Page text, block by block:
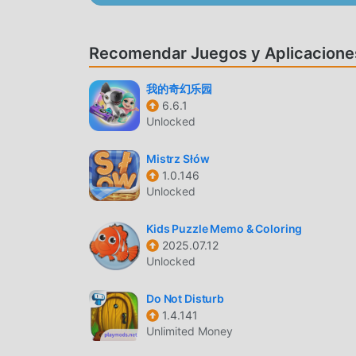
está esperando? Únase a moddroid y disfrute
HERMOSA PANTALLA
Al igual que los juegos tradicionales de
gráficos, mapas y personajes de alta calidad
en comparación con los juegos tradicionales
actualizado y ha realizado mejoras audaces.
mejorado mucho. Mientras conserva el estilo
del usuario, y hay muchos tipos diferentes de
que todos los amantes de los juegos de
Animal 0.3.4
MODIFICACIÓN ÚNICA
El juego tradicional de educational requiere
Recomendar Juegos y
我的奇幻乐园
6.6.1
Unlocked
Mistrz Słów
1.0.146
Unlocked
Kids Puzzle Memo & Coloring
2025.07.12
Unlocked
Do Not Disturb
1.4.141
Unlimited Money